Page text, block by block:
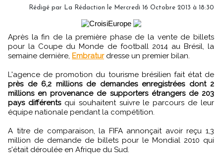
Rédigé par La Rédaction le Mercredi 16 Octobre 2013 à 18:30
Après la fin de la première phase de la vente de billets
pour la Coupe du Monde de football 2014 au Brésil, la
semaine dernière, Embraturdresse un premier bilan.
L'agence de promotion du tourisme brésilien fait état de
près de 6,2 millions de demandes enregistrées dont 2
millions en provenance de supporters étrangers de 203
pays différentsqui souhaitent suivre le parcours de leur
équipe nationale pendant la compétition.
A titre de comparaison, la FIFA annonçait avoir reçu 1,3
million de demande de billets pour le Mondial 2010 qui
s'était déroulée en Afrique du Sud.